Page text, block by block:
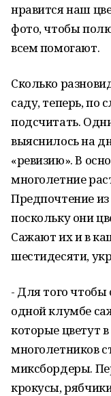
нравится наш
фото, чтобы
всем помогают.
Сколько
саду, теперь, по
подсчитать.
выяснилось на
«ревизию». В
многолетние
Предпочтение
поскольку они
Сажают их и в
шестидесяти,
- Для того
одной клумбе
которые цветут
многолетников
миксбордеры.
крокусы,